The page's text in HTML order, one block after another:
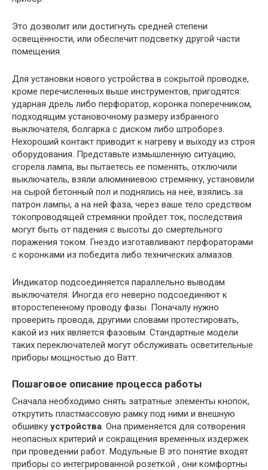
Это дозволит или достигнуть средней степени
освещённости, или обеспечит подсветку другой части
помещения.
Для установки нового устройства в сокрытой проводке,
кроме перечисленных выше инструментов, пригодятся:
ударная дрель либо перфоратор, коронка поперечником,
подходящим установочному размеру избранного
выключателя, болгарка с диском либо штроборез.
Нехороший контакт приводит к нагреву и выходу из строя
оборудования. Представьте измышленную ситуацию,
сгорела лампа, вы пытаетесь ее поменять, отключили
выключатель, взяли алюминиевою стремянку, установили
на сырой бетонный пол и поднялись на неё, взялись за
патрон лампы, а на ней фаза, через ваше тело средством
токопроводящей стремянки пройдет ток, последствия
могут быть от падения с высоты до смертельного
поражения током. Гнездо изготавливают перфораторами
с коронками из победита либо технических алмазов.
Индикатор подсоединяется параллельно выводам
выключателя. Иногда его неверно подсоединяют к
второстепенному проводу фазы. Поначалу нужно
проверить провода, другими словами протестировать,
какой из них является фазовым. Стандартные модели
таких переключателей могут обслуживать осветительные
приборы мощностью до Ватт.
Пошаговое описание процесса работы
Сначала необходимо снять затратные элементы кнопок,
открутить пластмассовую рамку под ними и внешную
обшивку устройства . Она применяется для сотворения
неопасных критерий и сокращения временных издержек
при проведении работ. Модульные В это понятие входят
приборы со интегрированной розеткой , они комфортны